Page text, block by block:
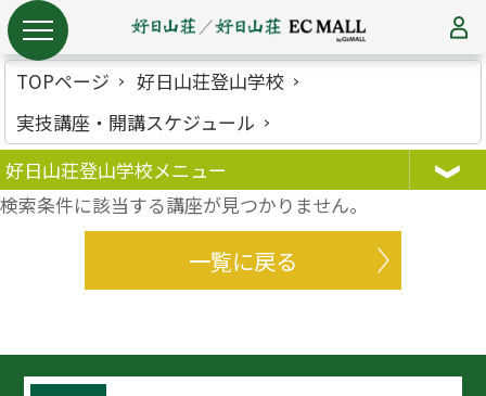
TOPページ
好日山荘登山学校
実技講座・開講スケジュール
好日山荘登山学校メニュー
検索条件に該当する講座が見つかりません。
一覧に戻る